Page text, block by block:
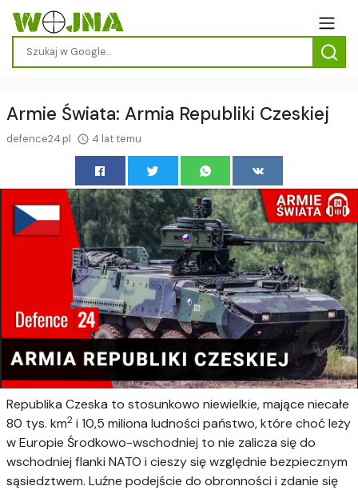
Armie Świata: Armia Republiki Czeskiej
defence24.pl 4 lat temu
Republika Czeska to stosunkowo niewielkie, mające niecałe
80 tys. km2 i 10,5 miliona ludności państwo, które choć leży
w Europie Środkowo-wschodniej to nie zalicza się do
wschodniej flanki NATO i cieszy się względnie bezpiecznym
sąsiedztwem. Luźne podejście do obronności i zdanie się